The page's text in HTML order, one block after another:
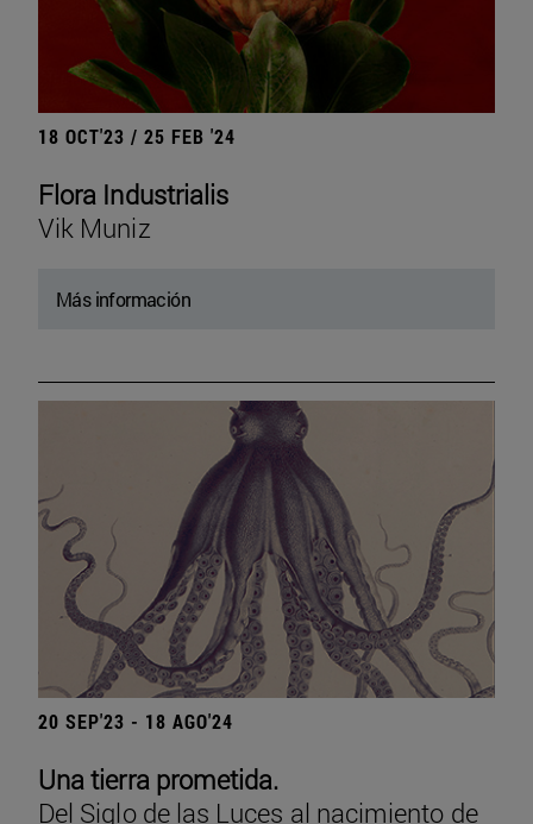
18 OCT'23 / 25 FEB '24
Flora Industrialis
Vik Muniz
Más información
20 SEP'23 - 18 AGO'24
Una tierra prometida.
Del Siglo de las Luces al nacimiento de